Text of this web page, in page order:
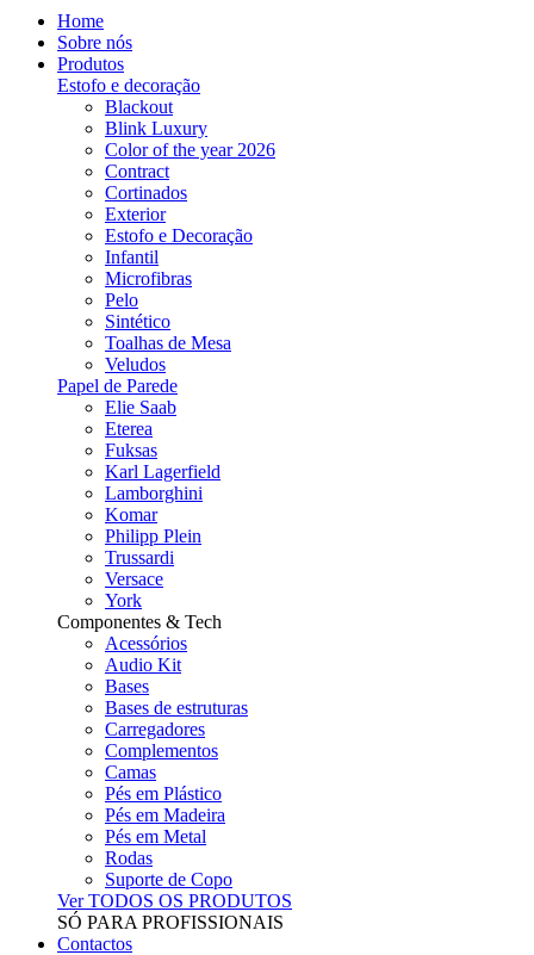
Home
Sobre nós
Produtos
Estofo e decoração
Blackout
Blink Luxury
Color of the year 2026
Contract
Cortinados
Exterior
Estofo e Decoração
Infantil
Microfibras
Pelo
Sintético
Toalhas de Mesa
Veludos
Papel de Parede
Elie Saab
Eterea
Fuksas
Karl Lagerfield
Lamborghini
Komar
Philipp Plein
Trussardi
Versace
York
Componentes & Tech
Acessórios
Audio Kit
Bases
Bases de estruturas
Carregadores
Complementos
Camas
Pés em Plástico
Pés em Madeira
Pés em Metal
Rodas
Suporte de Copo
Ver TODOS OS PRODUTOS
SÓ PARA PROFISSIONAIS
Contactos